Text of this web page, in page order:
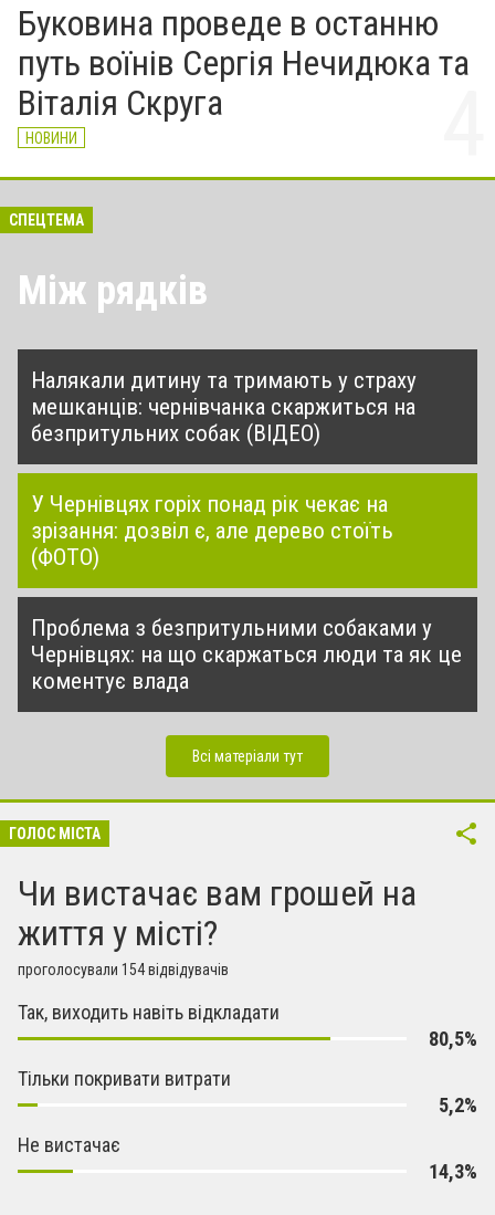
Буковина проведе в останню
путь воїнів Сергія Нечидюка та
Віталія Скруга
НОВИНИ
СПЕЦТЕМА
Між рядків
Налякали дитину та тримають у страху
мешканців: чернівчанка скаржиться на
безпритульних собак (ВІДЕО)
У Чернівцях горіх понад рік чекає на
зрізання: дозвіл є, але дерево стоїть
(ФОТО)
Проблема з безпритульними собаками у
Чернівцях: на що скаржаться люди та як це
коментує влада
Всі матеріали тут
ГОЛОС МІСТА
Чи вистачає вам грошей на
життя у місті?
проголосували 154 відвідувачів
Так, виходить навіть відкладати
80,5%
Тільки покривати витрати
5,2%
Не вистачає
14,3%